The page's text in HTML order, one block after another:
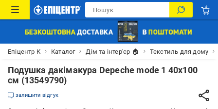
Епіцентр К Каталог Дім та інтер'єр 🏠 Текстиль для дому
Подушка дакімакура Depeche mode 1 40х100
см (13549790)
залишити відгук